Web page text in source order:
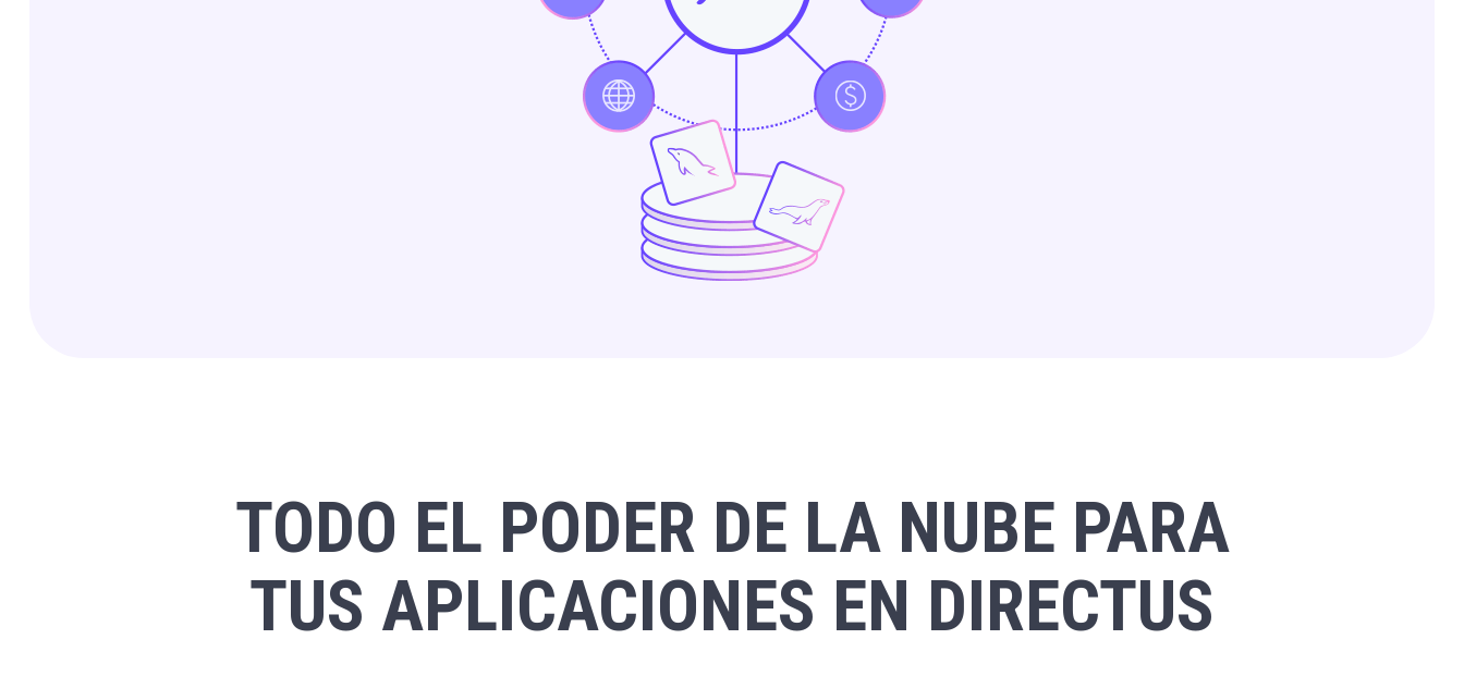
TODO EL PODER DE LA NUBE PARA
TUS APLICACIONES EN DIRECTUS